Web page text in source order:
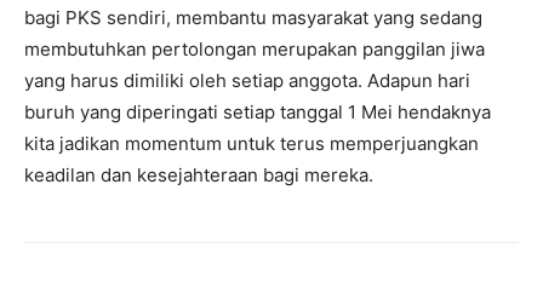
bagi PKS sendiri, membantu masyarakat yang sedang
membutuhkan pertolongan merupakan panggilan jiwa
yang harus dimiliki oleh setiap anggota. Adapun hari
buruh yang diperingati setiap tanggal 1 Mei hendaknya
kita jadikan momentum untuk terus memperjuangkan
keadilan dan kesejahteraan bagi mereka.